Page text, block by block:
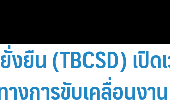
ฝ
น (TBCSD) เปิด
งการขับเคลื่อนงาน